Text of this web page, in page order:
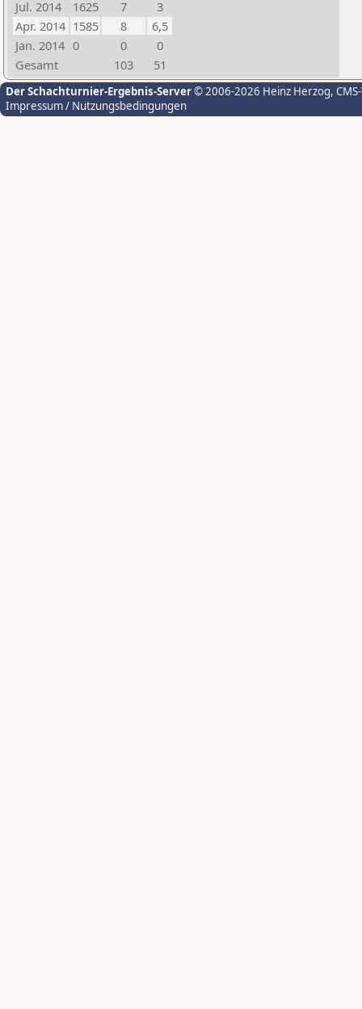
Jul. 2014 1625 7
3
Apr. 2014 1585 8
6,5
Jan. 2014 0 0
0
Gesamt
103 51
Der Schachturnier-Ergebnis-Server© 2006-2026 Heinz Herzog,
Impressum / Nutzungsbedingungen